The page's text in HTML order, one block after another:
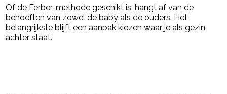
Of de Ferber-methode geschikt is, hangt af van de
behoeften van zowel de baby als de ouders. Het
belangrijkste blijft een aanpak kiezen waar je als gezin
achter staat.